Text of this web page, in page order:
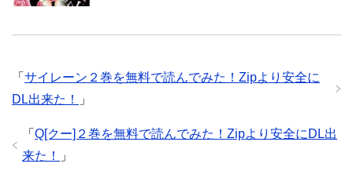
「 サイレーン２巻を無料で読んでみた！Zipより安全に
DL出来た！
」
「 Q[クー]２巻を無料で読んでみた！Zipより安全にDL出
来た！
」